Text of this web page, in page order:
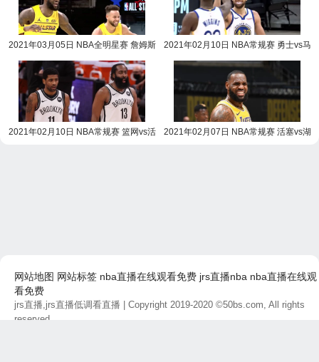
2021年03月05日 NBA全明星赛 詹姆斯
2021年02月10日 NBA常规赛 勇士vs马
2021年02月10日 NBA常规赛 篮网vs活
2021年02月07日 NBA常规赛 活塞vs湖
网站地图 网站标签 nba直播在线观看免费 jrs直播nba nba直播在线观
看免费
jrs直播,jrs直播低调看直播 | Copyright 2019-2020 ©50bs.com, All rights
reserved.